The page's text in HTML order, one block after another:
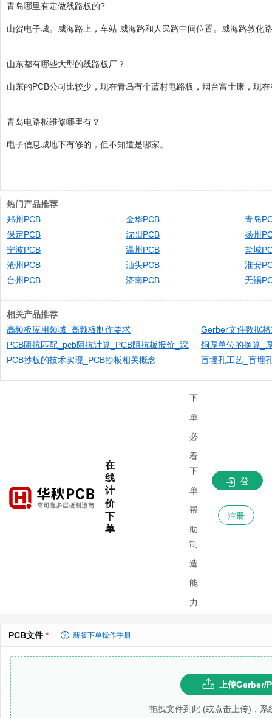
青岛哪里有定做线路板的?
山贺电子城。威海路上，车站 威海路和人民路中间位置。威海路敦化
山东都有哪些大型的线路板厂？
山东的PCB公司比较少，现在青岛有个蓝村电路板，烟台富士康，现
青岛电路板维修哪里有？
电子信息城地下有修的，但不知道是哪家。
热门产品推荐
郑州PCB
保定PCB
宁波PCB
沧州PCB
台州PCB
金华PCB
沈阳PCB
温州PCB
汕头PCB
济南PCB
青岛
扬州
盐城
淮安
无锡
相关产品推荐
高频板应用领域_高频板制作要求
PCB阻抗匹配_pcb阻抗计算_PCB阻抗板报价​_深圳多层PCB快板厂​_华
PCB抄板的技术实现_PCB抄板相关概念​
Gerber文件数据
铜厚单位的换算_
盲埋孔工艺_盲埋